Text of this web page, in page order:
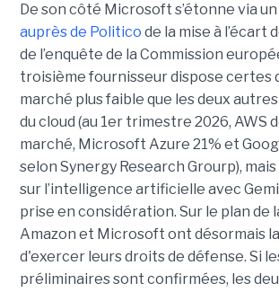
De son côté Microsoft s’étonne via
auprès de Politico de la mise à l’écart
de l’enquête de la Commission
troisième fournisseur dispose certes
marché plus faible que les deux
du cloud (au 1er trimestre 2026, AWS
marché, Microsoft Azure 21% et
selon Synergy Research Grourp),
sur l’intelligence artificielle avec
prise en considération. Sur le plan de
Amazon et Microsoft ont désormais
d'exercer leurs droits de défense. Si
préliminaires sont confirmées, les